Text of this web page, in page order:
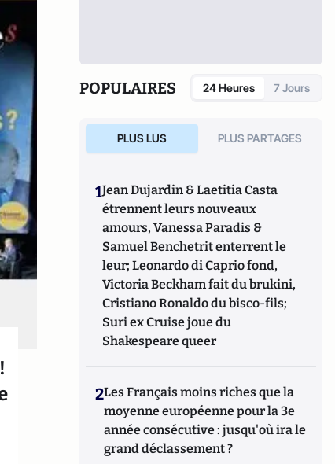
POPULAIRES 24 Heures 7 Jours
PLUS LUS PLUS PARTAGES
1Jean Dujardin & Laetitia Casta
étrennent leurs nouveaux
amours, Vanessa Paradis &
Samuel Benchetrit enterrent le
leur; Leonardo di Caprio fond,
Victoria Beckham fait du brukini,
Cristiano Ronaldo du bisco-fils;
Suri ex Cruise joue du
Shakespeare queer
2Les Français moins riches que la
moyenne européenne pour la 3e
année consécutive : jusqu'où ira le
grand déclassement ?